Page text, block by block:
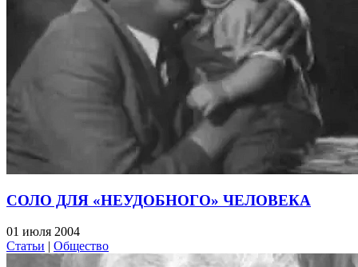
СОЛО ДЛЯ «НЕУДОБНОГО» ЧЕЛОВЕКА
01 июля 2004
Статьи | Общество